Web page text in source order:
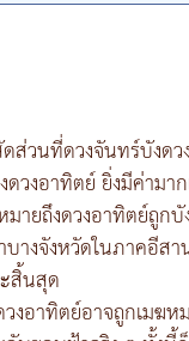
ส่วนที่ดวงจันทร์บังด
วงอาทิตย์ ยิ่งมีค่ามา
มายถึงดวงอาทิตย์ถูก
บางจังหวัดในภาคอีส
สิ้นสุด
งอาทิตย์อาจถูกเมฆ